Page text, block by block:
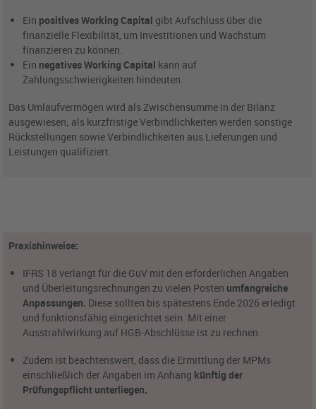
Ein positives Working Capital gibt Aufschluss über die
finanzielle Flexibilität, um Investitionen und Wachstum
finanzieren zu können.
Ein negatives Working Capital kann auf
Zahlungsschwierigkeiten hindeuten.
Das Umlaufvermögen wird als Zwischensumme in der Bilanz
ausgewiesen; als kurzfristige Verbindlichkeiten werden sonstige
Rückstellungen sowie Verbindlichkeiten aus Lieferungen und
Leistungen qualifiziert.
Praxishinweise:
IFRS 18 verlangt für die GuV mit den erforderlichen Angaben
und Überleitungsrechnungen zu vielen Posten umfangreiche
Anpassungen. Diese sollten bis spätestens Ende 2026 erledigt
und funktionsfähig eingerichtet sein. Mit einer
Ausstrahlwirkung auf HGB-Abschlüsse ist zu rechnen.
Zudem ist beachtenswert, dass die Ermittlung der MPMs
einschließlich der Angaben im Anhang künftig der
Prüfungspflicht unterliegen.